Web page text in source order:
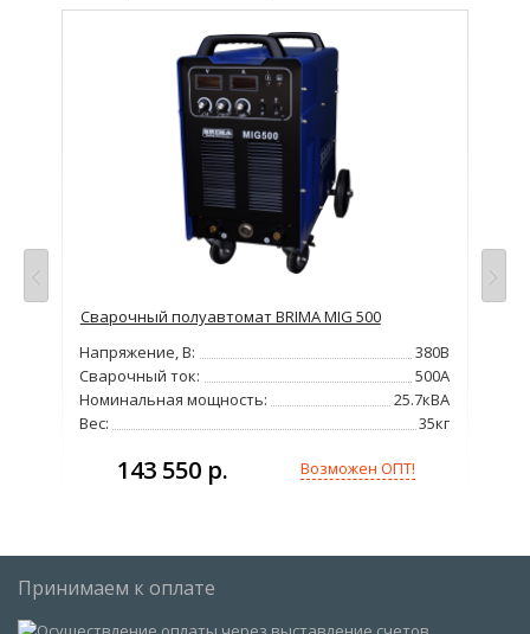
Сварочный полуавтомат BRIMA MIG 500
Напряжение, В:
380В
Сварочный ток:
500А
Номинальная мощность:
25.7кВА
Вес:
35кг
143 550 р. Возможен ОПТ!
Принимаем к оплате